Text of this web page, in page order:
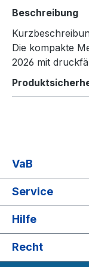
Beschreibung
Die kompakte
2026 mit
VaB
Service
Hilfe
Recht